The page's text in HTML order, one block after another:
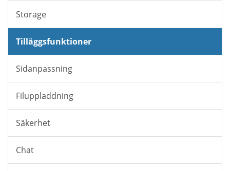
Storage
Tilläggsfunktioner
Sidanpassning
Filuppladdning
Säkerhet
Chat